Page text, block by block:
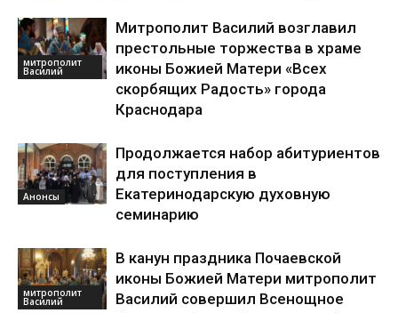
митрополит
Василий
Митрополит Василий возглавил
престольные торжества в храме
иконы Божией Матери «Всех
скорбящих Радость» города
Краснодара
Анонсы
Продолжается набор абитуриентов
для поступления в
Екатеринодарскую духовную
семинарию
митрополит
Василий
В канун праздника Почаевской
иконы Божией Матери митрополит
Василий совершил Всенощное